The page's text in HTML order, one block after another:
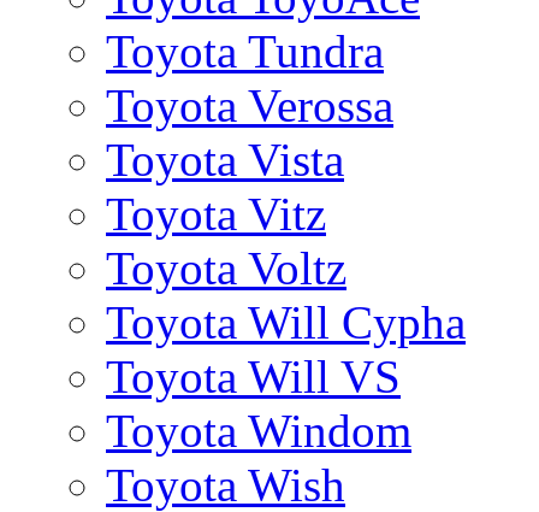
Toyota Tundra
Toyota Verossa
Toyota Vista
Toyota Vitz
Toyota Voltz
Toyota Will Cypha
Toyota Will VS
Toyota Windom
Toyota Wish